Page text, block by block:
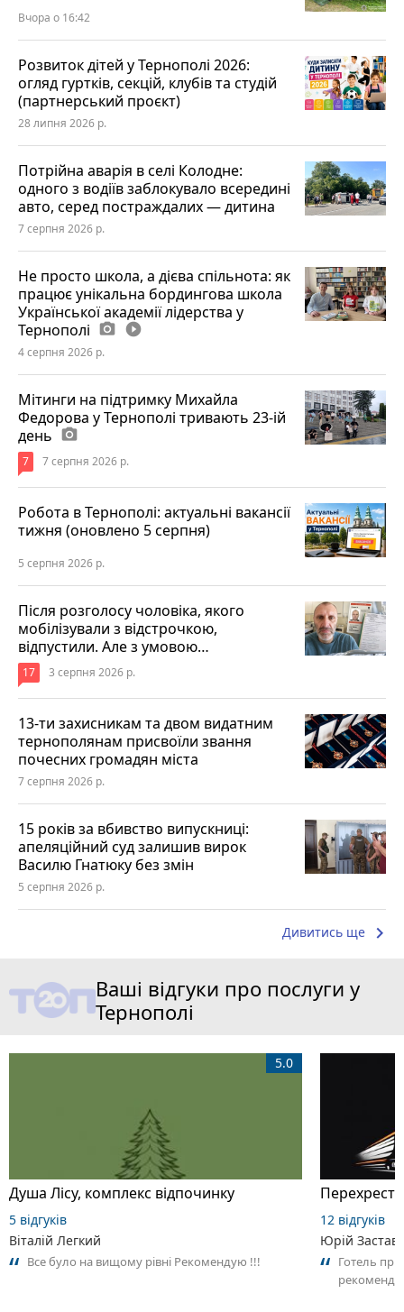
Вчора о 16:42
Розвиток дітей у Тернополі 2026:
огляд гуртків, секцій, клубів та студій
(партнерський проєкт)
28 липня 2026 р.
Потрійна аварія в селі Колодне:
одного з водіїв заблокувало всередині
авто, серед постраждалих — дитина
7 серпня 2026 р.
Не просто школа, а дієва спільнота: як
працює унікальна бордингова школа
Української академії лідерства у
Тернополі photo_camera play_circle_filled
4 серпня 2026 р.
Мітинги на підтримку Михайла
Федорова у Тернополі тривають 23-ій
день photo_camera
7 7 серпня 2026 р.
Робота в Тернополі: актуальні вакансії
тижня (оновлено 5 серпня)
5 серпня 2026 р.
Після розголосу чоловіка, якого
мобілізували з відстрочкою,
відпустили. Але з умовою…
17 3 серпня 2026 р.
13-ти захисникам та двом видатним
тернополянам присвоїли звання
почесних громадян міста
7 серпня 2026 р.
15 років за вбивство випускниці:
апеляційний суд залишив вирок
Василю Гнатюку без змін
5 серпня 2026 р.
Дивитись ще keyboard_arrow_right
Ваші відгуки про послуги у
Тернополі
Душа Лісу, комплекс відпочинку
5.0
5 відгуків
Віталій Легкий
Все було на вищому рівні Рекомендую !!!
12 відгуків
Юрій
Готель